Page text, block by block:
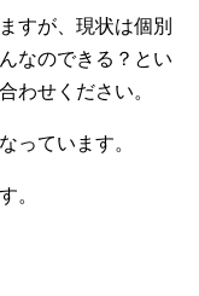
すが、現状は個別
なのできる？とい
わせください。
っています。
。